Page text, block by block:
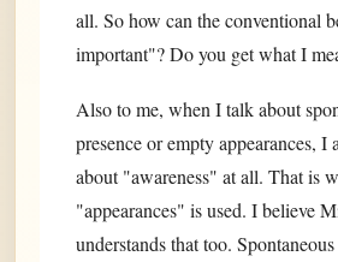
all. So how can the conventional
important"? Do you get what I
Also to me, when I talk about
presence or empty appearances, I
about "awareness" at all. That is
"appearances" is used. I believe
understands that too.